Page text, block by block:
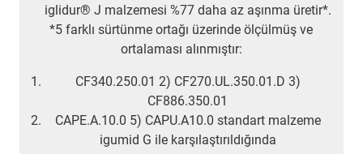
iglidur® J malzemesi %77 daha az aşınma üretir*.
*5 farklı sürtünme ortağı üzerinde ölçülmüş ve
ortalaması alınmıştır:
CF340.250.01 2) CF270.UL.350.01.D 3)
CF886.350.01
CAPE.A.10.0 5) CAPU.A10.0 standart malzeme
igumid G ile karşılaştırıldığında